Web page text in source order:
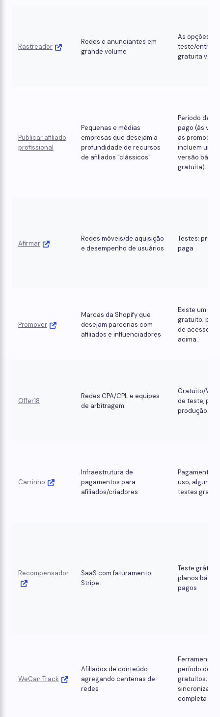
Rastreador
Redes e anunciantes em
grande volume
As opções de
teste/entrada
gratuita
Publicar afiliado
profissional
Pequenas e médias
empresas que desejam a
profundidade de recursos
de afiliados "clássicos"
Período de
pago (às
as
incluem uma
versão
gratuita).
Afirmar
Redes móveis/de aquisição
e desempenho de usuários
Testes;
paga
Promover
Marcas da Shopify que
desejam parcerias com
afiliados e influenciadores
Existe um
gratuito;
de acesso
acima.
Offer18
Redes CPA/CPL e equipes
de arbitragem
Gratuito/
de teste,
produção.
Carrinho
Infraestrutura de
pagamentos para
afiliados/criadores
Pagamento
uso; alguns
testes
Recompensador
SaaS com faturamento
Stripe
Teste grátis;
planos
pagos
WeCan Track
Afiliados de conteúdo
agregando centenas de
redes
Ferramentas
período de
gratuitos;
completa